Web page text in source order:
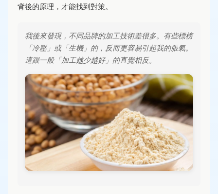
背後的原理，才能找到對策。
我後來發現，不同品牌的加工技術差很多。有些標榜
「冷壓」或「生機」的，反而更容易引起我的脹氣。
這跟一般「加工越少越好」的直覺相反。